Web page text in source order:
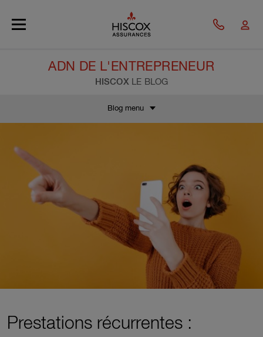
ADN DE L'ENTREPRENEUR
HISCOX LE BLOG
Blog menu
Prestations récurrentes :